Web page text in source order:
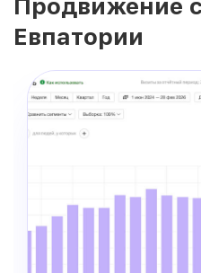
Продвижение
Евпатории